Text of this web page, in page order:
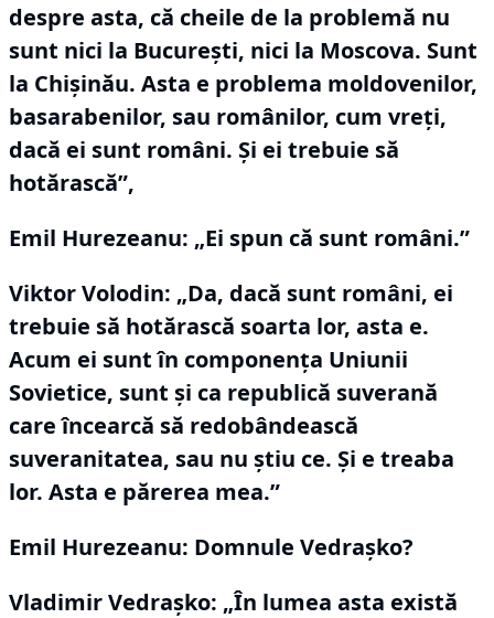
despre asta, că cheile de la problemă nu
sunt nici la Bucureşti, nici la Moscova. Sunt
la Chişinău. Asta e problema moldovenilor,
basarabenilor, sau românilor, cum vreţi,
dacă ei sunt români. Şi ei trebuie să
hotărască”,
Emil Hurezeanu: „Ei spun că sunt români.”
Viktor Volodin: „Da, dacă sunt români, ei
trebuie să hotărască soarta lor, asta e.
Acum ei sunt în componenţa Uniunii
Sovietice, sunt şi ca republică suverană
care încearcă să redobândească
suveranitatea, sau nu ştiu ce. Şi e treaba
lor. Asta e părerea mea.”
Emil Hurezeanu: Domnule Vedraşko?
Vladimir Vedraşko: „În lumea asta există